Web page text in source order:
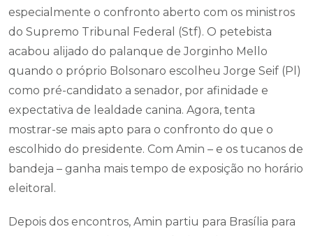
especialmente o confronto aberto com os ministros
do Supremo Tribunal Federal (Stf). O petebista
acabou alijado do palanque de Jorginho Mello
quando o próprio Bolsonaro escolheu Jorge Seif (Pl)
como pré-candidato a senador, por afinidade e
expectativa de lealdade canina. Agora, tenta
mostrar-se mais apto para o confronto do que o
escolhido do presidente. Com Amin – e os tucanos de
bandeja – ganha mais tempo de exposição no horário
eleitoral.
Depois dos encontros, Amin partiu para Brasília para